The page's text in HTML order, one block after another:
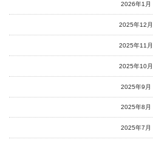
2026年1月
2025年12月
2025年11月
2025年10月
2025年9月
2025年8月
2025年7月